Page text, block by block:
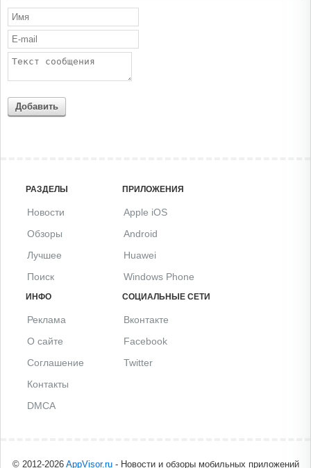
Добавить
РАЗДЕЛЫ
Новости
Обзоры
Лучшее
Поиск
ПРИЛОЖЕНИЯ
Apple iOS
Android
Huawei
Windows Phone
ИНФО
Реклама
О сайте
Соглашение
Контакты
DMCA
СОЦИАЛЬНЫЕ СЕТИ
Вконтакте
Facebook
Twitter
© 2012-2026 AppVisor.ru- Новости и обзоры мобильных приложений